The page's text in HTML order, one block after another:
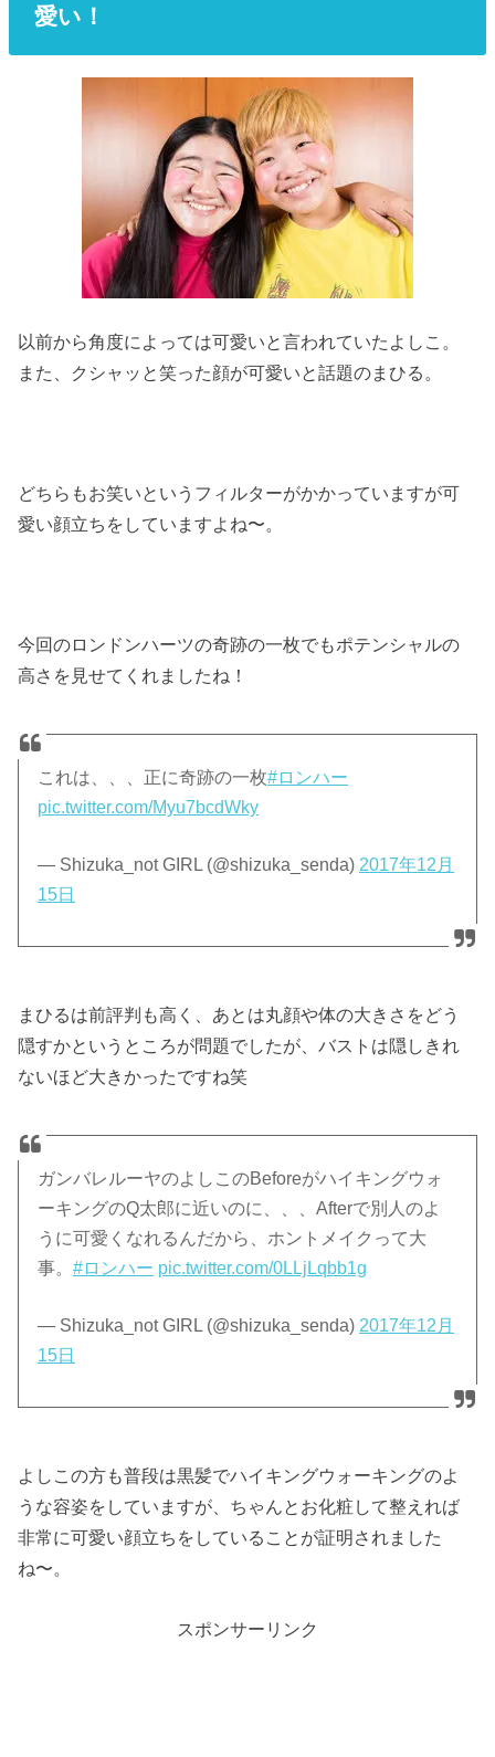
愛い！
以前から角度によっては可愛いと言われていたよしこ。
また、クシャッと笑った顔が可愛いと話題のまひる。
どちらもお笑いというフィルターがかかっていますが可
愛い顔立ちをしていますよね〜。
今回のロンドンハーツの奇跡の一枚でもポテンシャルの
高さを見せてくれましたね！
これは、、、正に奇跡の一枚#ロンハー
pic.twitter.com/Myu7bcdWky
— Shizuka_not GIRL (@shizuka_senda) 2017年12月
15日
まひるは前評判も高く、あとは丸顔や体の大きさをどう
隠すかというところが問題でしたが、バストは隠しきれ
ないほど大きかったですね笑
ガンバレルーヤのよしこのBeforeがハイキングウォ
ーキングのQ太郎に近いのに、、、Afterで別人のよ
うに可愛くなれるんだから、ホントメイクって大
事。#ロンハー pic.twitter.com/0LLjLqbb1g
— Shizuka_not GIRL (@shizuka_senda) 2017年12月
15日
よしこの方も普段は黒髪でハイキングウォーキングのよ
うな容姿をしていますが、ちゃんとお化粧して整えれば
非常に可愛い顔立ちをしていることが証明されました
ね〜。
スポンサーリンク